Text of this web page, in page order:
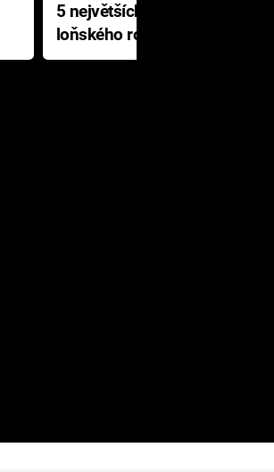
5 největších propadáků
loňského roku: Disney na
jediné katastrofě prodělal 200